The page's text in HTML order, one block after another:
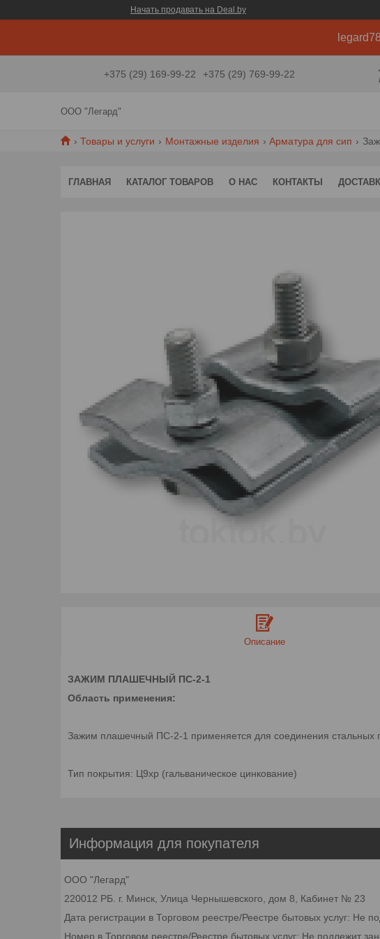
Начать продавать на Deal.by
+375 (29) 169-99-22 +375 (29) 769-99-22
ООО "Легард"
Товары и услуги Монтажные изделия Арматура для сип
ГЛАВНАЯ КАТАЛОГ ТОВАРОВ О НАС КОНТАКТЫ
Описание
ЗАЖИМ ПЛАШЕЧНЫЙ ПС-2-1
Область применения:
Зажим плашечный ПС-2-1 применяется для соединения стальных
Тип покрытия: Ц9хр (гальваническое цинкование)
Информация для покупателя
ООО "Легард"
220012 РБ. г. Минск, Улица Чернышевского, дом 8, Кабинет № 23
Дата регистрации в Торговом реестре/Реестре бытовых услуг: Не
Номер в Торговом реестре/Реестре бытовых услуг: Не подлежит